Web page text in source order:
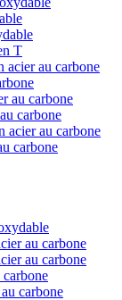
T
acier au carbone
au carbone
carbone
acier au carbone
carbone
au carbone
au carbone
carbone
carbone